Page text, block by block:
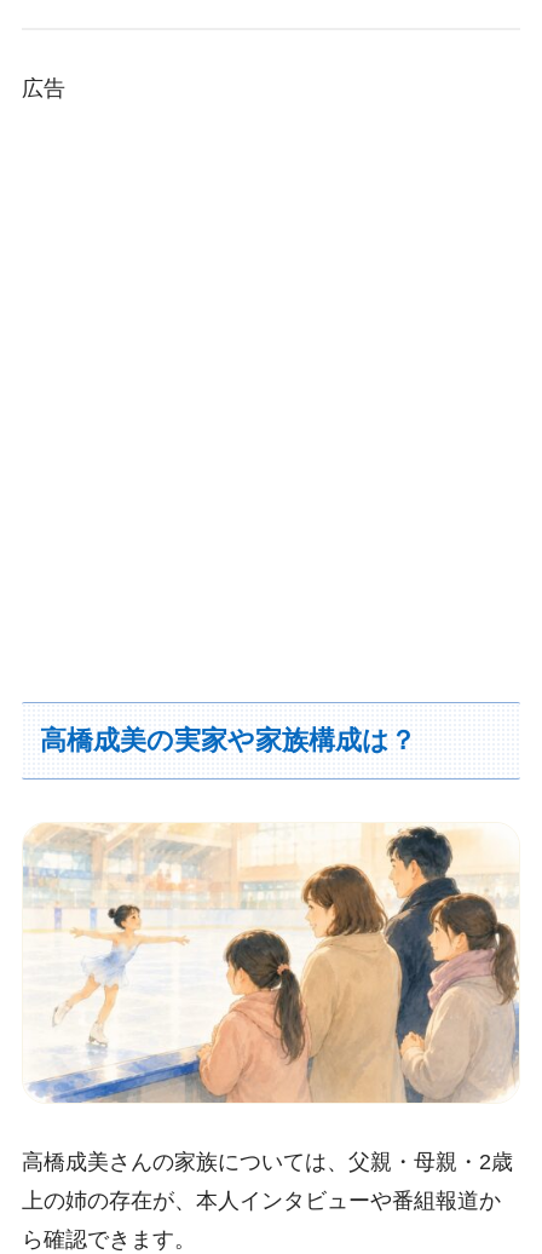
広告
高橋成美の実家や家族構成は？
高橋成美さんの家族については、父親・母親・2歳
上の姉の存在が、本人インタビューや番組報道か
ら確認できます。